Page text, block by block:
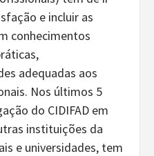
e incluir as
conhecimentos
adequadas aos
Nos últimos 5
do CIDIFAD em
instituições da
e universidades, tem